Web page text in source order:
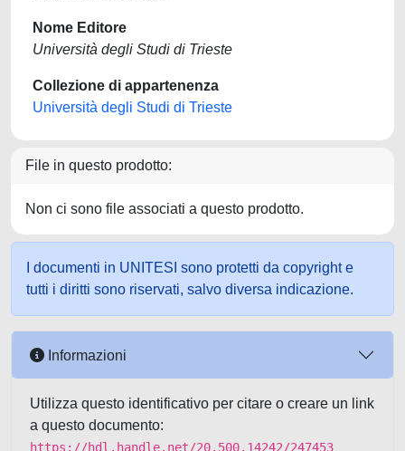
Nome Editore
Università degli Studi di Trieste
Collezione di appartenenza
Università degli Studi di Trieste
File in questo prodotto:
Non ci sono file associati a questo prodotto.
I documenti in UNITESI sono protetti da copyright e
tutti i diritti sono riservati, salvo diversa indicazione.
Informazioni
Utilizza questo identificativo per citare o creare un link
a questo documento:
https://hdl.handle.net/20.500.14242/247453